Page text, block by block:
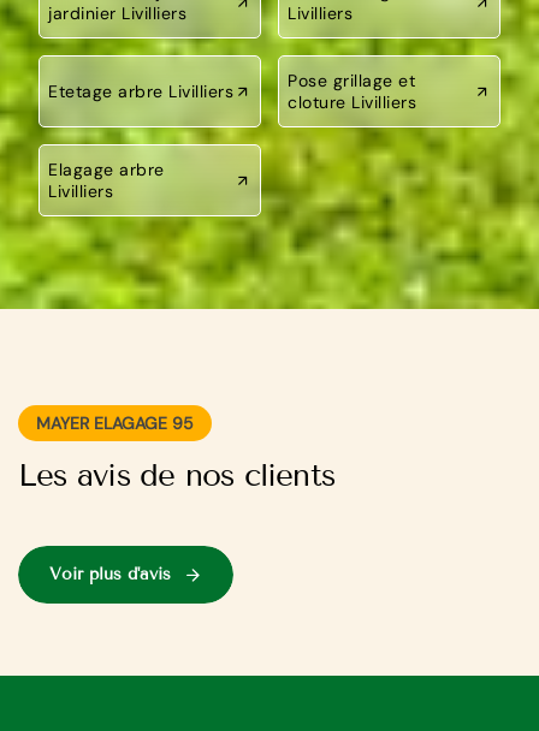
jardinier Livilliers
Livilliers
Etetage arbre Livilliers
Pose grillage et
cloture Livilliers
Elagage arbre
Livilliers
MAYER ELAGAGE 95
Les avis de nos clients
Voir plus d'avis